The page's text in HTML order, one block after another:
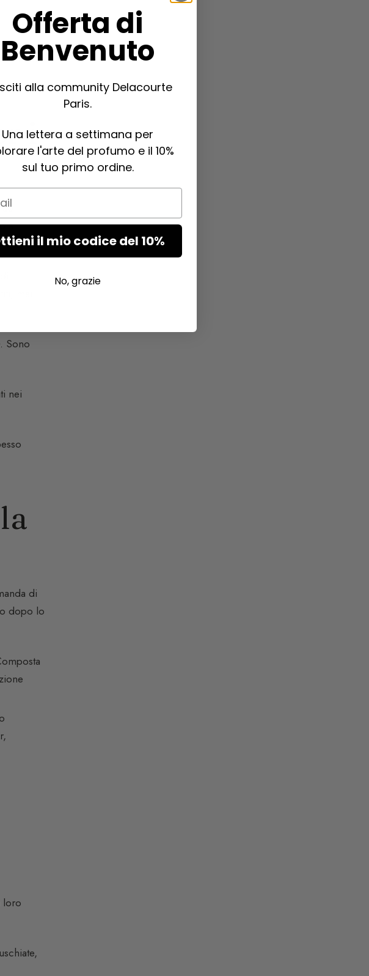
per
i
al
mai
. Sono
nei
di
dopo lo
loro
Offerta di
Benvenuto
alla community Delacourte
Paris.
Una lettera a settimana per
l'arte del profumo e il 10%
sul tuo primo ordine.
il mio codice del 10%
No, grazie